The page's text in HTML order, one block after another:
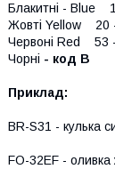
Блакитні - Blue
Жовті Yellow 20
Червоні Red 53
Чорні - код B
Приклад:
BR-S31 - кулька
FO-32EF - оливка